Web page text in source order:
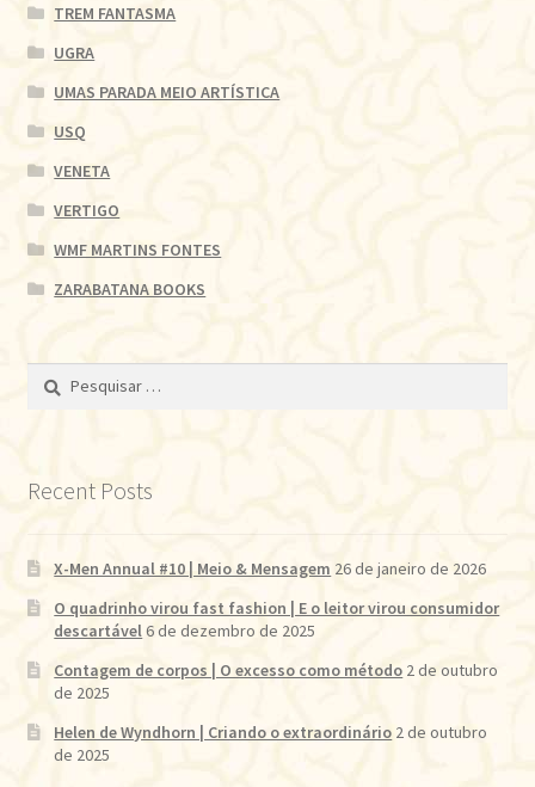
TREM FANTASMA
UGRA
UMAS PARADA MEIO ARTÍSTICA
USQ
VENETA
VERTIGO
WMF MARTINS FONTES
ZARABATANA BOOKS
Pesquisar
Recent Posts
X-Men Annual #10 | Meio & Mensagem 26 de janeiro de 2026
O quadrinho virou fast fashion | E o leitor virou consumidor
descartável6 de dezembro de 2025
Contagem de corpos | O excesso como método 2 de outubro
de 2025
Helen de Wyndhorn | Criando o extraordinário 2 de outubro
de 2025